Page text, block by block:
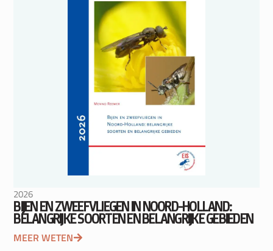
2026
BIJEN EN ZWEEFVLIEGEN IN NOORD-HOLLAND:
BELANGRIJKE SOORTEN EN BELANGRIJKE GEBIEDEN
MEER WETEN